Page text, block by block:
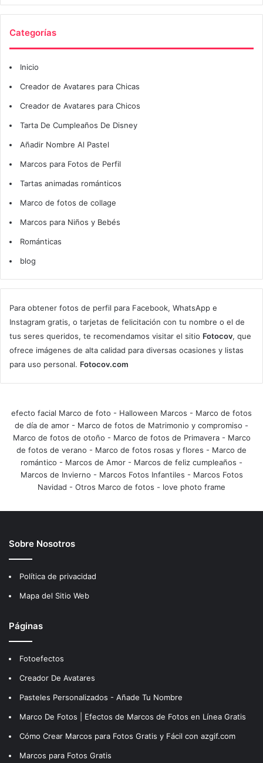
Categorías
Inicio
Creador de Avatares para Chicas
Creador de Avatares para Chicos
Tarta De Cumpleaños De Disney
Añadir Nombre Al Pastel
Marcos para Fotos de Perfil
Tartas animadas románticos
Marco de fotos de collage
Marcos para Niños y Bebés
Románticas
blog
Para obtener fotos de perfil para Facebook, WhatsApp e
Instagram gratis, o tarjetas de felicitación con tu nombre o el de
tus seres queridos, te recomendamos visitar el sitio Fotocov, que
ofrece imágenes de alta calidad para diversas ocasiones y listas
para uso personal. Fotocov.com
efecto facial Marco de foto - Halloween Marcos - Marco de fotos
de día de amor - Marco de fotos de Matrimonio y compromiso -
Marco de fotos de otoño - Marco de fotos de Primavera- Marco
de fotos de verano - Marco de fotos rosas y flores - Marco de
romántico - Marcos de Amor - Marcos de feliz cumpleaños -
Marcos de Invierno - Marcos Fotos Infantiles - Marcos Fotos
Navidad - Otros Marco de fotos - love photo frame
Sobre Nosotros
Política de privacidad
Mapa del Sitio Web
Páginas
Fotoefectos
Creador De Avatares
Pasteles Personalizados - Añade Tu Nombre
Marco De Fotos | Efectos de Marcos de Fotos en Línea Gratis
Cómo Crear Marcos para Fotos Gratis y Fácil con azgif.com
Marcos para Fotos Gratis